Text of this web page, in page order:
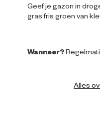
Geef je gazon in
gras fris groen van
Wanneer?
Alles